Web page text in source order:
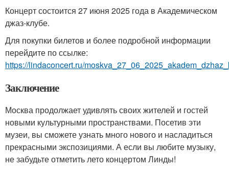
Концерт состоится 27 июня 2025 года в Академическом
джаз-клубе.
Для покупки билетов и более подробной информации
перейдите по ссылке:
https://lindaconcert.ru/
Заключение
Москва продолжает удивлять своих жителей и гостей
новыми культурными пространствами. Посетив эти
музеи, вы сможете узнать много нового и насладиться
прекрасными экспозициями. А если вы любите музыку,
не забудьте отметить лето концертом Линды!